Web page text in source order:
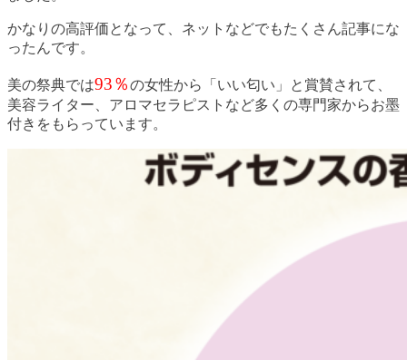
かなりの高評価となって、ネットなどでもたくさん記事にな
ったんです。
美の祭典では93％の女性から「いい匂い」と賞賛されて、
美容ライター、アロマセラピストなど多くの専門家からお墨
付きをもらっています。